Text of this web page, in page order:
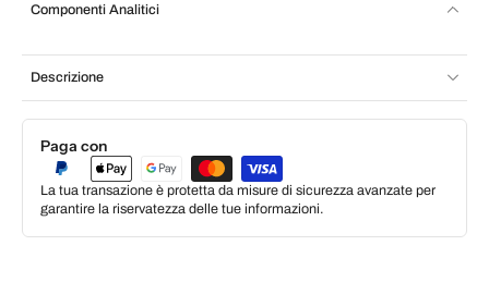
Componenti Analitici
Descrizione
Paga con
La tua transazione è protetta da misure di sicurezza avanzate per
garantire la riservatezza delle tue informazioni.